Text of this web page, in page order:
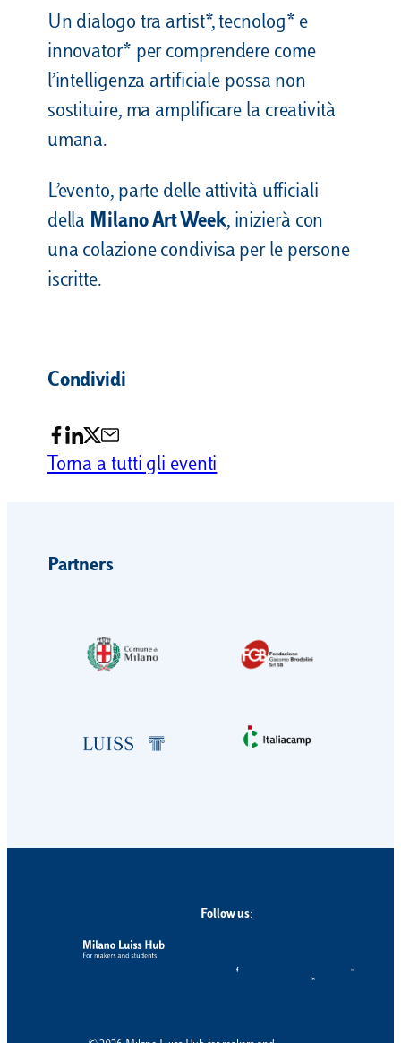
Un dialogo tra artist*, tecnolog* e
innovator* per comprendere come
l’intelligenza artificiale possa non
sostituire, ma amplificare la creatività
umana.
L’evento, parte delle attività ufficiali
della Milano Art Week, inizierà con
una colazione condivisa per le persone
iscritte.
Condividi
Torna a tutti gli eventi
Partners
Follow us: